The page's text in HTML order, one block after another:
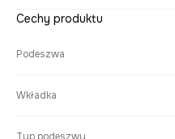
Cechy produktu
Podeszwa
Wkładka